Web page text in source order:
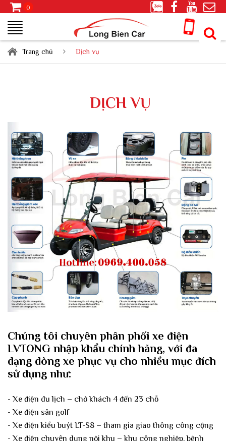
0
Trang chủ Dịch vụ
DỊCH VỤ
Chúng tôi chuyên phân phối xe điện
LVTONG nhập khẩu chính hãng, với đa
dạng dòng xe phục vụ cho nhiều mục đích
sử dụng như:
- Xe điện du lịch – chở khách 4 đến 23 chỗ
- Xe điện sân golf
- Xe điện kiểu buýt LT-S8 – tham gia giao thông công cộng
- Xe điện chuyên dụng nội khu – khu công nghiệp, bệnh